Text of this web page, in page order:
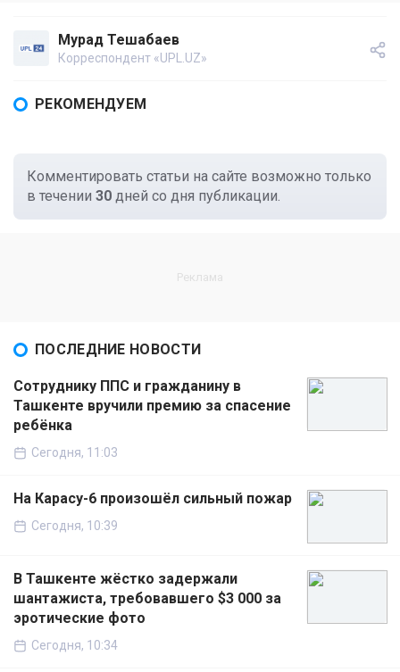
Мурад Тешабаев
Корреспондент «UPL.UZ»
РЕКОМЕНДУЕМ
Комментировать статьи на сайте возможно только
в течении 30 дней со дня публикации.
ПОСЛЕДНИЕ НОВОСТИ
Сотруднику ППС и гражданину в
Ташкенте вручили премию за спасение
ребёнка
Сегодня, 11:03
На Карасу-6 произошёл сильный пожар
Сегодня, 10:39
В Ташкенте жёстко задержали
шантажиста, требовавшего $3 000 за
эротические фото
Сегодня, 10:34